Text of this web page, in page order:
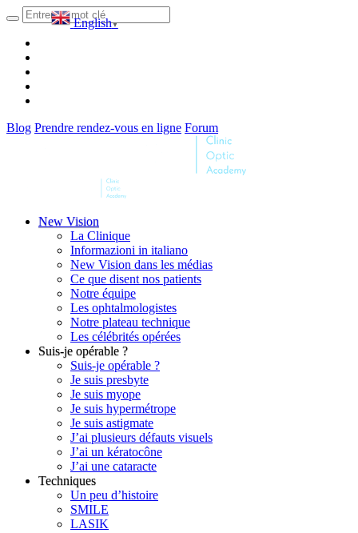
Blog Prendre rendez-vous en ligne Forum
New Vision
La Clinique
Informazioni in italiano
New Vision dans les médias
Ce que disent nos patients
Notre équipe
Les ophtalmologistes
Notre plateau technique
Les célébrités opérées
Suis-je opérable ?
Suis-je opérable ?
Je suis presbyte
Je suis myope
Je suis hypermétrope
Je suis astigmate
J’ai plusieurs défauts visuels
J’ai un kératocône
J’ai une cataracte
Techniques
Un peu d’histoire
SMILE
LASIK
English▼